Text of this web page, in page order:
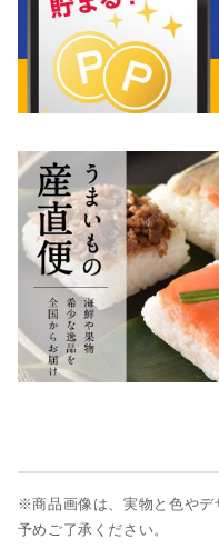
※商品画像は、実物と色やデ
予めご了承ください。